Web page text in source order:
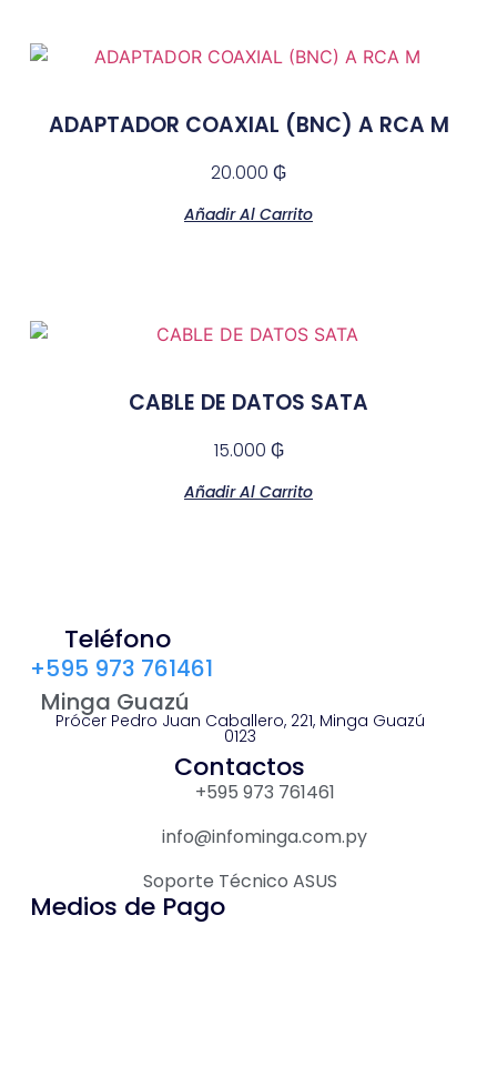
ADAPTADOR COAXIAL (BNC) A RCA M
20.000 ₲
Añadir Al Carrito
CABLE DE DATOS SATA
15.000 ₲
Añadir Al Carrito
Teléfono
+595 973 761461
Minga Guazú
Prócer Pedro Juan Caballero, 221, Minga Guazú
0123
Contactos
+595 973 761461
info@infominga.com.py
Soporte Técnico ASUS
Medios de Pago